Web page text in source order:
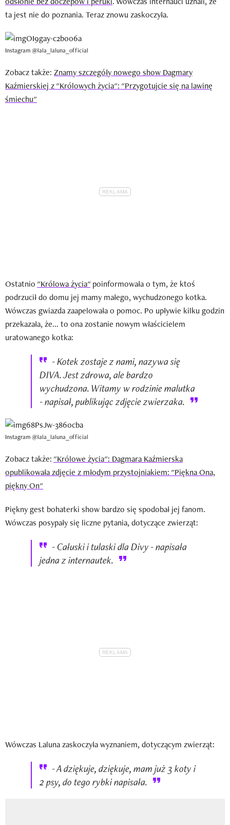
ta jest nie do poznania. Teraz znowu zaskoczyła.
Instagram @lala_laluna_official
Zobacz także: Znamy szczegóły nowego show Dagmary
Kaźmierskiej z "Królowych życia": "Przygotujcie się na lawinę
śmiechu"
Ostatnio"Królowa życia"poinformowała o tym, że ktoś
podrzucił do domu jej mamy małego, wychudzonego kotka.
Wówczas gwiazda zaapelowała o pomoc. Po upływie kilku godzin
przekazała, że... to ona zostanie nowym właścicielem
uratowanego kotka:
- Kotek zostaje z nami, nazywa się
DIVA. Jest zdrowa, ale bardzo
wychudzona. Witamy w rodzinie malutka
- napisał, publikując zdjęcie zwierzaka.
Instagram @lala_laluna_official
Zobacz także:"Królowe życia": Dagmara Kaźmierska
opublikowała zdjęcie z młodym przystojniakiem: "Piękna Ona,
piękny On"
Piękny gest bohaterki show bardzo się spodobał jej fanom.
Wówczas posypały się liczne pytania, dotyczące zwierząt:
- Całuski i tulaski dla Divy - napisała
jedna z internautek.
Wówczas Laluna zaskoczyła wyznaniem, dotyczącym zwierząt:
- A dziękuje, dziękuje, mam już 3 koty i
2 psy, do tego rybki napisała.